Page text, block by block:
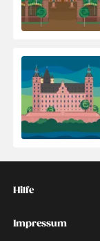
Kontakt
Hilfe
Impressum